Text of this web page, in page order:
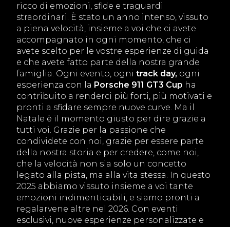
ricco di emozioni, sfide e traguardi
straordinari. È stato un anno intenso, vissuto
a piena velocità, insieme a voi che ci avete
accompagnato in ogni momento, che ci
avete scelto per le vostre esperienze di guida
e che avete fatto parte della nostra grande
famiglia. Ogni evento, ogni track day, ogni
esperienza con la Porsche 911 GT3 Cup ha
contribuito a renderci più forti, più motivati e
pronti a sfidare sempre nuove curve. Ma il
Natale è il momento giusto per dire grazie a
tutti voi. Grazie per la passione che
condividete con noi, grazie per essere parte
della nostra storia e per credere, come noi,
che la velocità non sia solo un concetto
legato alla pista, ma alla vita stessa. In questo
2025 abbiamo vissuto insieme a voi tante
emozioni indimenticabili, e siamo pronti a
regalarvene altre nel 2026. Con eventi
esclusivi, nuove esperienze personalizzate e